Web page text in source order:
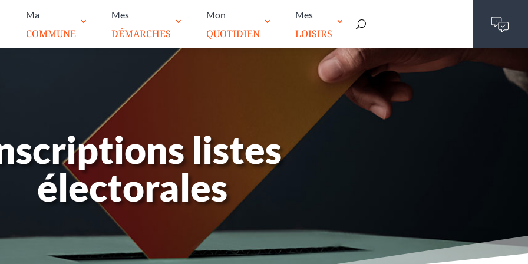
Ma
COMMUNE
Mes
DÉMARCHES
Mon
QUOTIDIEN
Mes
LOISIRS
listes
électorales